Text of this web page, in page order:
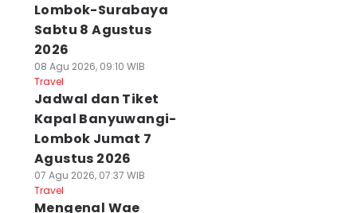
Lombok-Surabaya
Sabtu 8 Agustus
2026
08 Agu 2026, 09:10 WIB
Travel
Jadwal dan Tiket
Kapal Banyuwangi-
Lombok Jumat 7
Agustus 2026
07 Agu 2026, 07:37 WIB
Travel
Mengenal Wae